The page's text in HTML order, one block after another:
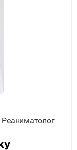
Реаниматолог